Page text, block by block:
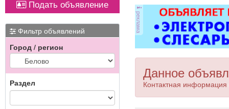
ОХРАННИКИ 5 разряда,
з/п от 33000 руб. 6
разряда, з/п от 37000
руб. официальное
трудоустройство
полный соц. пакет ООО
ЧОП «Интерлок-Н»
Подать объявление
Фильтр объявлений
Город / регион
Раздел
реклама
Данное
Контактная информация